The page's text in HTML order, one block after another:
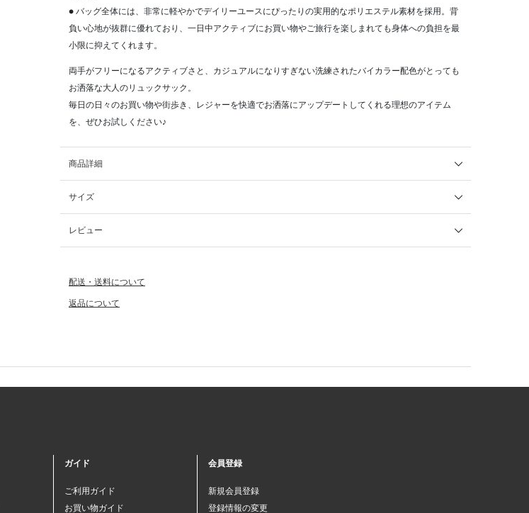
● バッグ全体には、非常に軽やかでデイリーユースにぴったりの実用的なポリエステル素材を採用。背
負い心地が抜群に優れており、一日中アクティブにお買い物やご旅行を楽しまれても身体への負担を最
小限に抑えてくれます。
両手がフリーになるアクティブさと、カジュアルになりすぎない洗練されたバイカラー配色がとっても
お洒落な大人のリュックサック。
毎日の日々のお買い物や街歩き、レジャーを快適でお洒落にアップデートしてくれる理想のアイテム
を、ぜひお試しください♪
商品詳細
サイズ
レビュー
配送・送料について
返品について
ガイド
ご利用ガイド
お買い物ガイド
会員登録
新規会員登録
登録情報の変更